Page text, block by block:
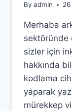
By admin
Merhaba
sektöründe
sizler için
hakkında
kodlama
yaparak
mürekkep